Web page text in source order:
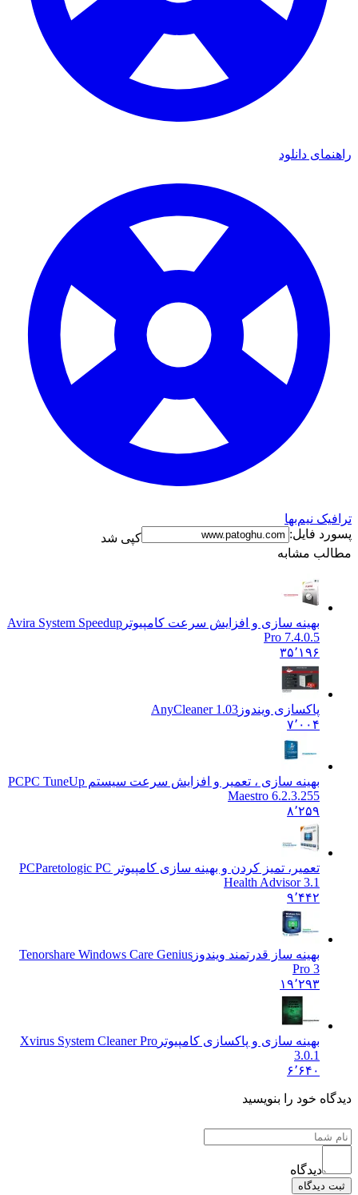
دانلود
نیم‌بها
فایل:
کپی شد
مشابه
بهینه سازی و افزایش سرعت کامپیوترAvira System Speedup
Pro 7.4.0.5
۳۵٬۱۹۶
پاکسازی ویندوزAnyCleaner 1.03
۷٬۰۰۴
بهینه سازی ، تعمیر و افزایش سرعت سیستم PCPC TuneUp
Maestro 6.2.3.255
۸٬۲۵۹
تعمیر، تمیز کردن و بهینه سازی کامپیوتر PCParetologic PC
Health Advisor 3.1
۹٬۴۴۲
بهینه ساز قدرتمند ویندوزTenorshare Windows Care Genius
۱۹٬۲۹۳
بهینه سازی و پاکسازی کامپیوترXvirus System Cleaner Pro
۶٬۶۴۰
خود را بنویسید
دیدگاه